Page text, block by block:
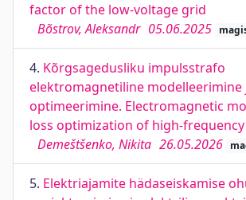
factor of the low-voltage grid
Bõstrov, Aleksandr 05.06.2025
4. Kõrgsagedusliku impulsstrafo
elektromagnetiline modelleerimine
optimeerimine. Electromagnetic
loss optimization of high-
Demeštšenko, Nikita 26.05.2026
5. Elektriajamite hädaseiskamise